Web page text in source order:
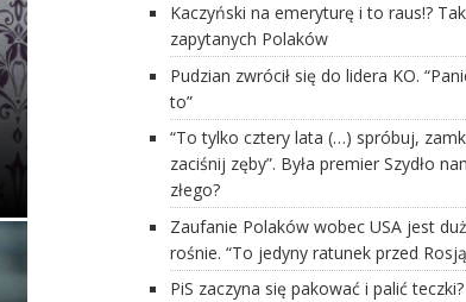
Kaczyński na emeryturę i to raus!?
zapytanych Polaków
Pudzian zwrócił się do lidera KO.
to”
“To tylko cztery lata (…) spróbuj,
zaciśnij zęby”. Była premier Szydło
złego?
Zaufanie Polaków wobec USA jest
rośnie. “To jedyny ratunek przed
PiS zaczyna się pakować i palić